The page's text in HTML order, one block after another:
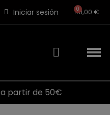
Iniciar sesión 0,00 €
a partir de 50€